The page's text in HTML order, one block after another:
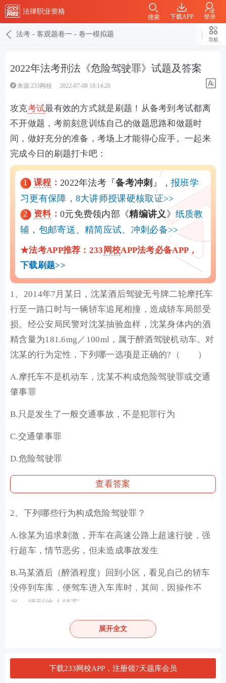
法律职业资格
下载APP 登录
搜索
法考 - 客观题卷一 - 卷一模拟题
导航
2022年法考刑法《危险驾驶罪》试题及答案
来源:233网校 2022-07-08 18:14:26
攻克考试最有效的方式就是刷题！从备考到考试都离
不开做题，考前刻意训练自己的做题思路和做题时
间，做好充分的准备，考场上才能得心应手。一起来
完成今日的刷题打卡吧：
1 课程 ： 2022年法考『备考冲刺 』，报班学
习更有保障，8大讲师授课硬核取证>>
2 资料： 0元免费领内部《精编讲义 》 纸质教
辅，包邮寄送、精简应试、冲刺必备>>
★法考APP推荐： 233 网校APP法考必备APP，
下载刷题>>
1、2014年7月某日，沈某酒后驾驶无号牌二轮摩托车
行至一路口时与一辆轿车追尾相撞，造成轿车局部受
损。经公安局民警对沈某抽验血样，沈某身体内的酒
精含量为181.6mg／100ml，属于醉酒驾驶机动车。对
沈某的行为定性，下列哪一选项是正确的?（ ）
A.摩托车不是机动车，沈某不构成危险驾驶罪或交通
肇事罪
B.只是发生了一般交通事故，不是犯罪行为
C.交通肇事罪
D.危险驾驶罪
查看答案
2、下列哪些行为构成危险驾驶罪？
A.徐某为追求刺激，开车在高速公路上超速行驶，强
行超车，情节恶劣，但未造成事故发生
B.马某酒后（醉酒程度）回到小区，看见自己的轿车
没停到车库，便驾车进入车库时，其间，因操作不
当，撞到他人轿车
园校车司机，经园长李某同意，让19名
幼儿园学生全部乘坐该车（核载9人），实载22人
D.孟某与朋友聚会后，拿出随身携带的酒精测量仪测
展开全文
下载233网校APP，注册领7天题库会员